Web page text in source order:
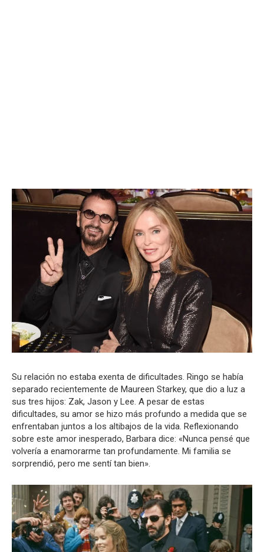
Su relación no estaba exenta de dificultades. Ringo se había
separado recientemente de Maureen Starkey, que dio a luz a
sus tres hijos: Zak, Jason y Lee. A pesar de estas
dificultades, su amor se hizo más profundo a medida que se
enfrentaban juntos a los altibajos de la vida. Reflexionando
sobre este amor inesperado, Barbara dice: «Nunca pensé que
volvería a enamorarme tan profundamente. Mi familia se
sorprendió, pero me sentí tan bien».